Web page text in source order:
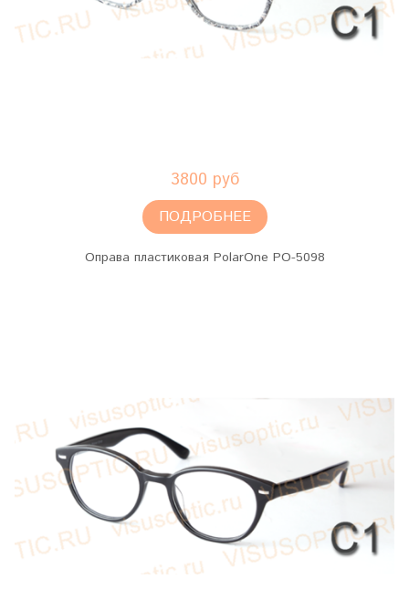
3800 руб
ПОДРОБНЕЕ
Оправа пластиковая PolarOne PO-5098